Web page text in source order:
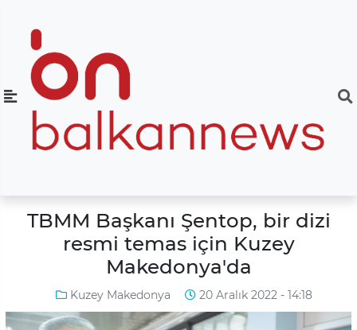
TBMM Başkanı Şentop, bir dizi
resmi temas için Kuzey
Makedonya'da
Kuzey Makedonya 20 Aralık 2022 - 14:18